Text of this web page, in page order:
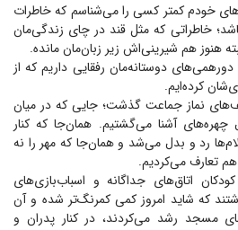
خودم کمتر کسی را می‌شناسم که خاطرات
خاطراتی که مثل قند در چای زندگی‌مان
هنوز هم شیرینی‌اش زیر زبان‌مان مانده.
دوستانه‌مان رفقایی داریم که از
کرده‌ایم.
نماز جماعت گذشت؛ جایی که در میان
آشنا می‌گشتیم. همان‌جا که کنار
رد و بدل می‌شد و همان‌جا که مهر را نه
هم تعارف می‌کردیم.
اتاق‌های جداگانه و اسباب‌بازی‌های
که شاید امروز کمی کمرنگ‌تر شده و آن
مسجد رشد می‌کردند، در کنار پدران و